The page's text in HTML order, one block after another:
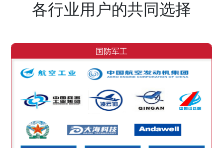
各行业用户的共同选择
国防军工